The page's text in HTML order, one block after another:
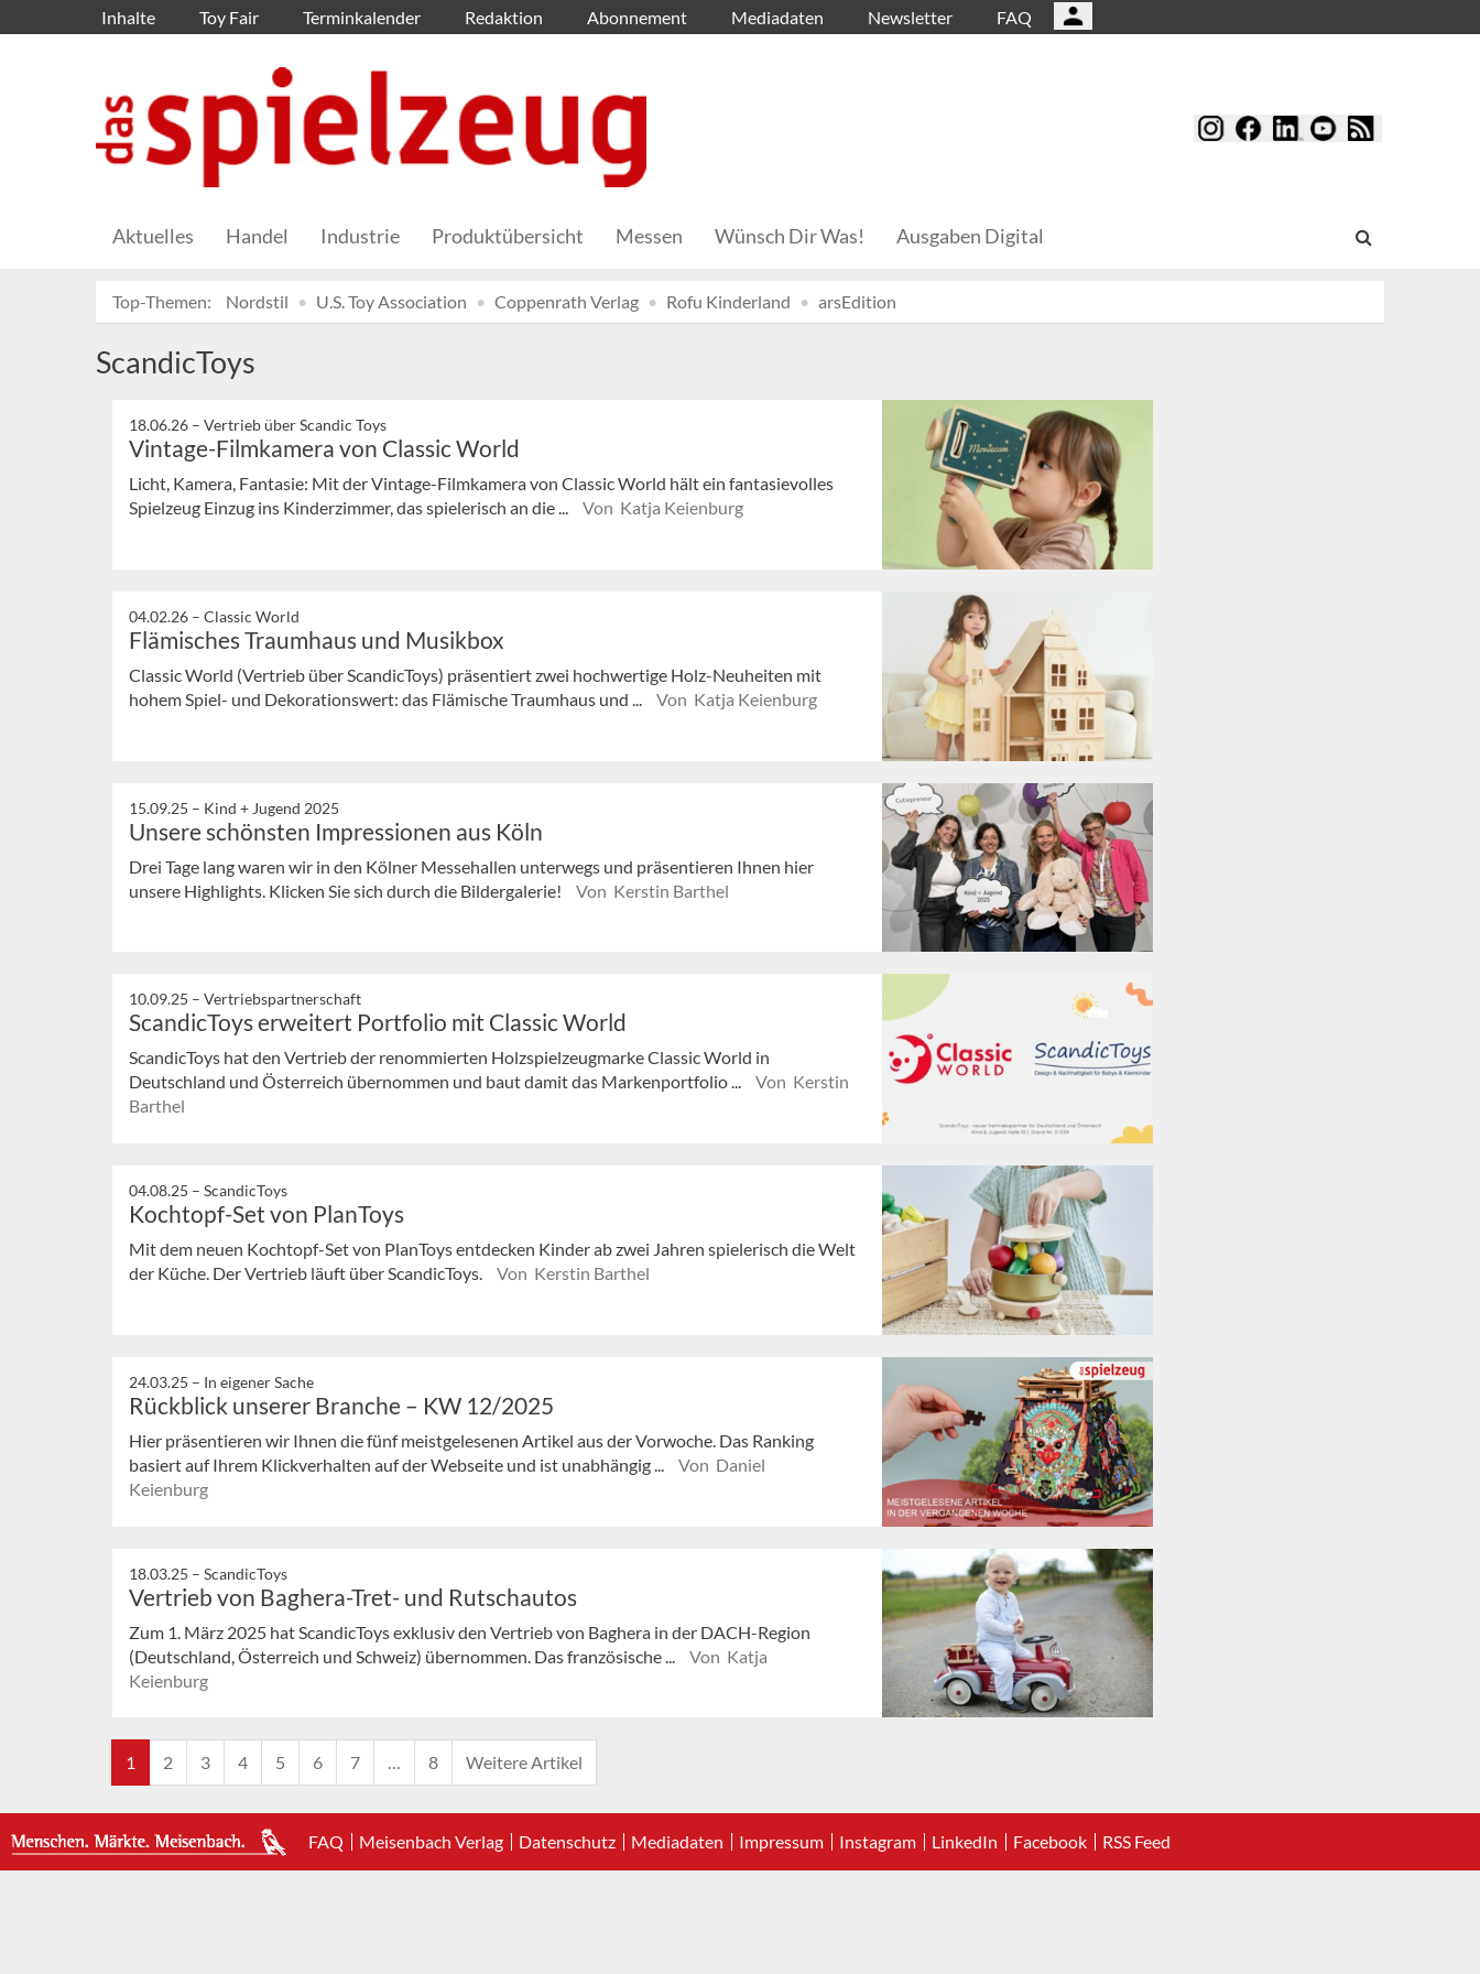
Inhalte Toy Fair Terminkalender Redaktion Abonnement Mediadaten Newsletter FAQ
Aktuelles Handel Industrie Produktübersicht Messen Wünsch Dir Was! Ausgaben Digital
Top-Themen: Nordstil U.S. Toy Association Coppenrath Verlag Rofu Kinderland arsEdition
ScandicToys
18.06.26 – Vertrieb über Scandic Toys
Vintage-Filmkamera von Classic World
Licht, Kamera, Fantasie: Mit der Vintage-Filmkamera von Classic World hält ein fantasievolles
Spielzeug Einzug ins Kinderzimmer, das spielerisch an die ...
Von Katja Keienburg
04.02.26 – Classic World
Flämisches Traumhaus und Musikbox
Classic World (Vertrieb über ScandicToys) präsentiert zwei hochwertige Holz-Neuheiten mit
hohem Spiel- und Dekorationswert: das Flämische Traumhaus und ...
Von Katja Keienburg
15.09.25 – Kind + Jugend 2025
Unsere schönsten Impressionen aus Köln
Drei Tage lang waren wir in den Kölner Messehallen unterwegs und präsentieren Ihnen hier
unsere Highlights. Klicken Sie sich durch die Bildergalerie!
Von Kerstin Barthel
10.09.25 – Vertriebspartnerschaft
ScandicToys erweitert Portfolio mit Classic World
ScandicToys hat den Vertrieb der renommierten Holzspielzeugmarke Classic World in
Deutschland und Österreich übernommen und baut damit das Markenportfolio ...
Von Kerstin
Barthel
04.08.25 – ScandicToys
Kochtopf-Set von PlanToys
Mit dem neuen Kochtopf-Set von PlanToys entdecken Kinder ab zwei Jahren spielerisch die Welt
der Küche. Der Vertrieb läuft über ScandicToys.
Von Kerstin Barthel
24.03.25 – In eigener Sache
Rückblick unserer Branche – KW 12/2025
Hier präsentieren wir Ihnen die fünf meistgelesenen Artikel aus der Vorwoche. Das Ranking
basiert auf Ihrem Klickverhalten auf der Webseite und ist unabhängig ...
Von Daniel
Keienburg
18.03.25 – ScandicToys
Vertrieb von Baghera-Tret- und Rutschautos
Zum 1. März 2025 hat ScandicToys exklusiv den Vertrieb von Baghera in der DACH-Region
(Deutschland, Österreich und Schweiz) übernommen. Das französische ...
Von Katja
Keienburg
1 2 3 4 5 6 7 … 8 Weitere Artikel
FAQ Meisenbach Verlag Datenschutz Mediadaten Impressum Instagram LinkedIn Facebook RSS Feed